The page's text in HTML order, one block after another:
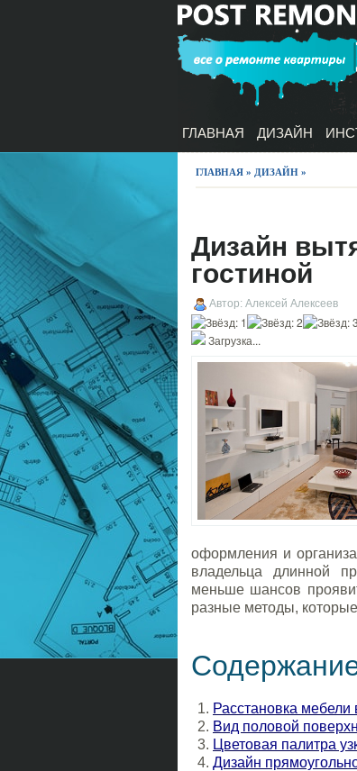
ГЛАВНАЯ ДИЗАЙН
ГЛАВНАЯ » ДИЗАЙН »
Дизайн
гостиной
Автор: Алексей Алексеев
Загрузка...
оформления и
владельца длинной
меньше шансов
разные методы,
Расстановка мебели
Вид половой
Цветовая палитра
Дизайн